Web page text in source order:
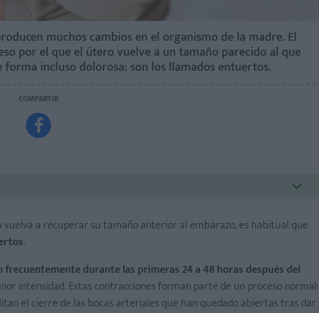
muchos cambios en el organismo de la madre. El
por el que el útero vuelve a un tamaño parecido al que
incluso dolorosa: son los llamados entuertos.
COMPARTIR

vuelva a recuperar su tamaño anterior al embarazo, es habitual que
.
durante las primeras 24 a 48 horas después del
intensidad. Estas contracciones forman parte de un proceso normal:
el cierre de las bocas arteriales que han quedado abiertas tras dar